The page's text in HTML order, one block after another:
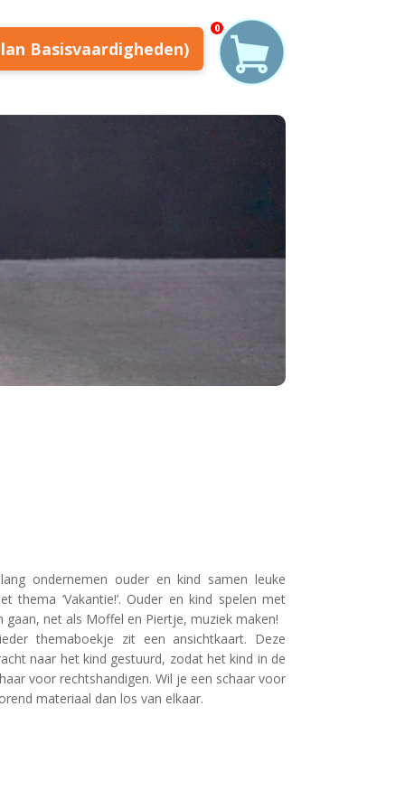
Basisvaardigheden)
0
ondernemen ouder en kind samen leuke
‘Vakantie!’. Ouder en kind spelen met
net als Moffel en Piertje, muziek maken!
themaboekje zit een ansichtkaart. Deze
naar het kind gestuurd, zodat het kind in de
voor rechtshandigen. Wil je een schaar voor
materiaal dan los van elkaar.